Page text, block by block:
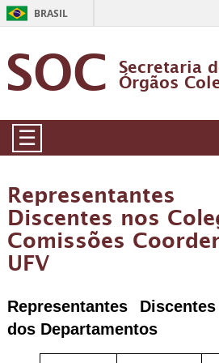
BRASIL
SOC Secretaria
Órgãos
☰
Representantes
Discentes nos
Comissões
UFV
Representantes
dos Departamentos